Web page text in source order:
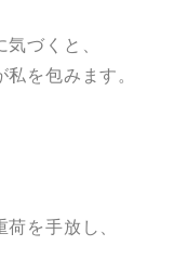
づくと、
を包みます。
を手放し、